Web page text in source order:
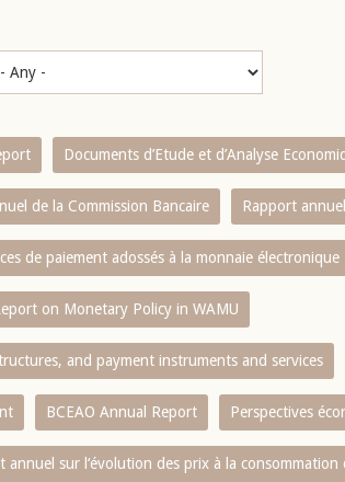
Documents d’Etude et d’Analyse
de la Commission Bancaire Rapport
de paiement adossés à la monnaie électronique
on Monetary Policy in WAMU
and payment instruments and services
BCEAO Annual Report Perspectives
annuel sur l‘évolution des prix à la consommation